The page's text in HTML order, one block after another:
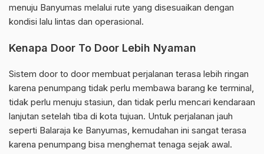
menuju Banyumas melalui rute yang disesuaikan dengan
kondisi lalu lintas dan operasional.
Kenapa Door To Door Lebih Nyaman
Sistem door to door membuat perjalanan terasa lebih ringan
karena penumpang tidak perlu membawa barang ke terminal,
tidak perlu menuju stasiun, dan tidak perlu mencari kendaraan
lanjutan setelah tiba di kota tujuan. Untuk perjalanan jauh
seperti Balaraja ke Banyumas, kemudahan ini sangat terasa
karena penumpang bisa menghemat tenaga sejak awal.